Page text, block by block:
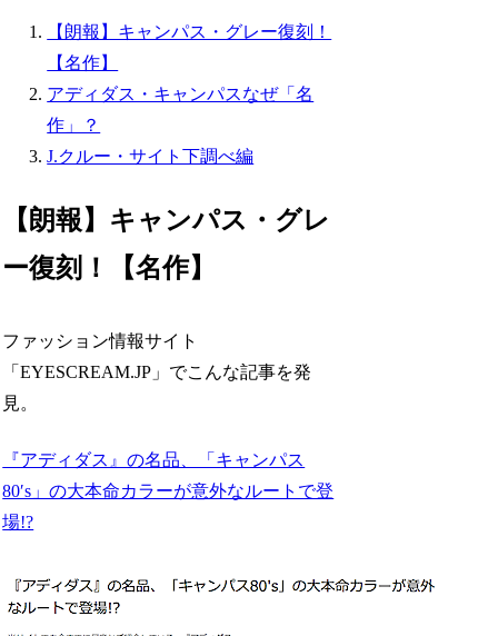
【朗報】キャンパス・グレー復刻！
【名作】
アディダス・キャンパスなぜ「名
作」？
J.クルー・サイト下調べ編
【朗報】キャンパス・グレ
ー復刻！【名作】
ファッション情報サイト
「EYESCREAM.JP」でこんな記事を発
見。
『アディダス』の名品、「キャンパス
80′s」の大本命カラーが意外なルートで登
場!?